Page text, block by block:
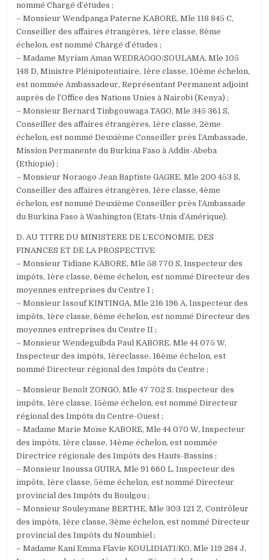
nommé Chargé d’études ;
– Monsieur Wendpanga Paterne KABORE, Mle 118 845 C,
Conseiller des affaires étrangères, 1ère classe, 8ème
échelon, est nommé Chargé d’études ;
– Madame Myriam Aman WEDRAOGO/SOULAMA, Mle 105
148 D, Ministre Plénipotentiaire, 1ère classe, 10ème échelon,
est nommée Ambassadeur, Représentant Permanent adjoint
auprès de l’Office des Nations Unies à Nairobi (Kenya) ;
– Monsieur Bernard Tinbgouwaga TAGO, Mle 345 361 S,
Conseiller des affaires étrangères, 1ère classe, 2ème
échelon, est nommé Deuxième Conseiller près l’Ambassade,
Mission Permanente du Burkina Faso à Addis-Abeba
(Ethiopie) ;
– Monsieur Noraogo Jean Baptiste GAGRE, Mle 200 453 S,
Conseiller des affaires étrangères, 1ère classe, 4ème
échelon, est nommé Deuxième Conseiller près l’Ambassade
du Burkina Faso à Washington (Etats-Unis d’Amérique).
D. AU TITRE DU MINISTERE DE L’ECONOMIE, DES
FINANCES ET DE LA PROSPECTIVE
– Monsieur Tidiane KABORE, Mle 58 770 S, Inspecteur des
impôts, 1ère classe, 6ème échelon, est nommé Directeur des
moyennes entreprises du Centre I ;
– Monsieur Issouf KINTINGA, Mle 216 196 A, Inspecteur des
impôts, 1ère classe, 6ème échelon, est nommé Directeur des
moyennes entreprises du Centre II ;
– Monsieur Wendeguibda Paul KABORE, Mle 44 075 W,
Inspecteur des impôts, 1èreclasse, 16ème échelon, est
nommé Directeur régional des Impôts du Centre ;
– Monsieur Benoît ZONGO, Mle 47 702 S, Inspecteur des
impôts, 1ère classe, 15ème échelon, est nommé Directeur
régional des Impôts du Centre-Ouest ;
– Madame Marie Moïse KABORE, Mle 44 070 W, Inspecteur
des impôts, 1ère classe, 14ème échelon, est nommée
Directrice régionale des Impôts des Hauts-Bassins ;
– Monsieur Inoussa GUIRA, Mle 91 660 L, Inspecteur des
impôts, 1ère classe, 5ème échelon, est nommé Directeur
provincial des Impôts du Boulgou ;
– Monsieur Souleymane BERTHE, Mle 303 121 Z, Contrôleur
des impôts, 1ère classe, 3ème échelon, est nommé Directeur
provincial des Impôts du Noumbiel ;
– Madame Kani Emma Flavie KOULIDIATI/KO, Mle 119 284 J,